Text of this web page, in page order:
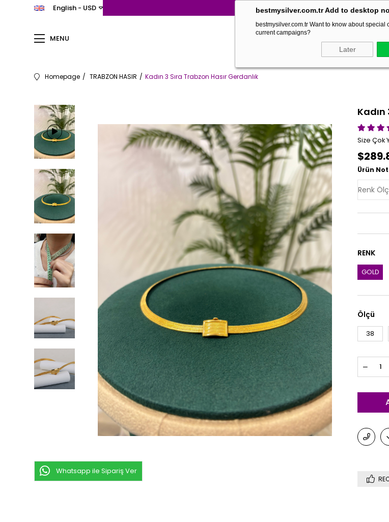
bestmysilver.com.tr Add to desktop
bestmysilver.com.tr Want to know about special
current campaigns?
Later
MENU
English - USD
Homepage TRABZON HASIR Kadın 3 Sıra Trabzon Hasır Gerdanlık
Whatsapp ile Sipariş Ver
Kadın
Size Çok
Ürün Not
RENK
GOLD
Ölçü
38